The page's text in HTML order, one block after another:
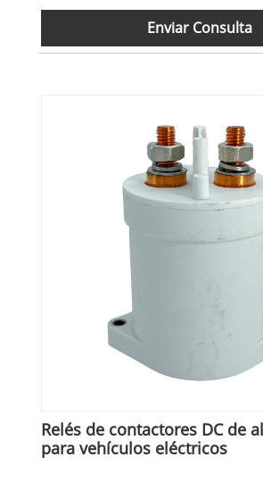
Enviar Consulta
Relés de contactores DC de
para vehículos eléctricos